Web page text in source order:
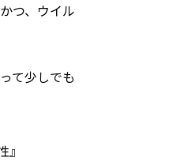
つ、ウイル
て少しでも